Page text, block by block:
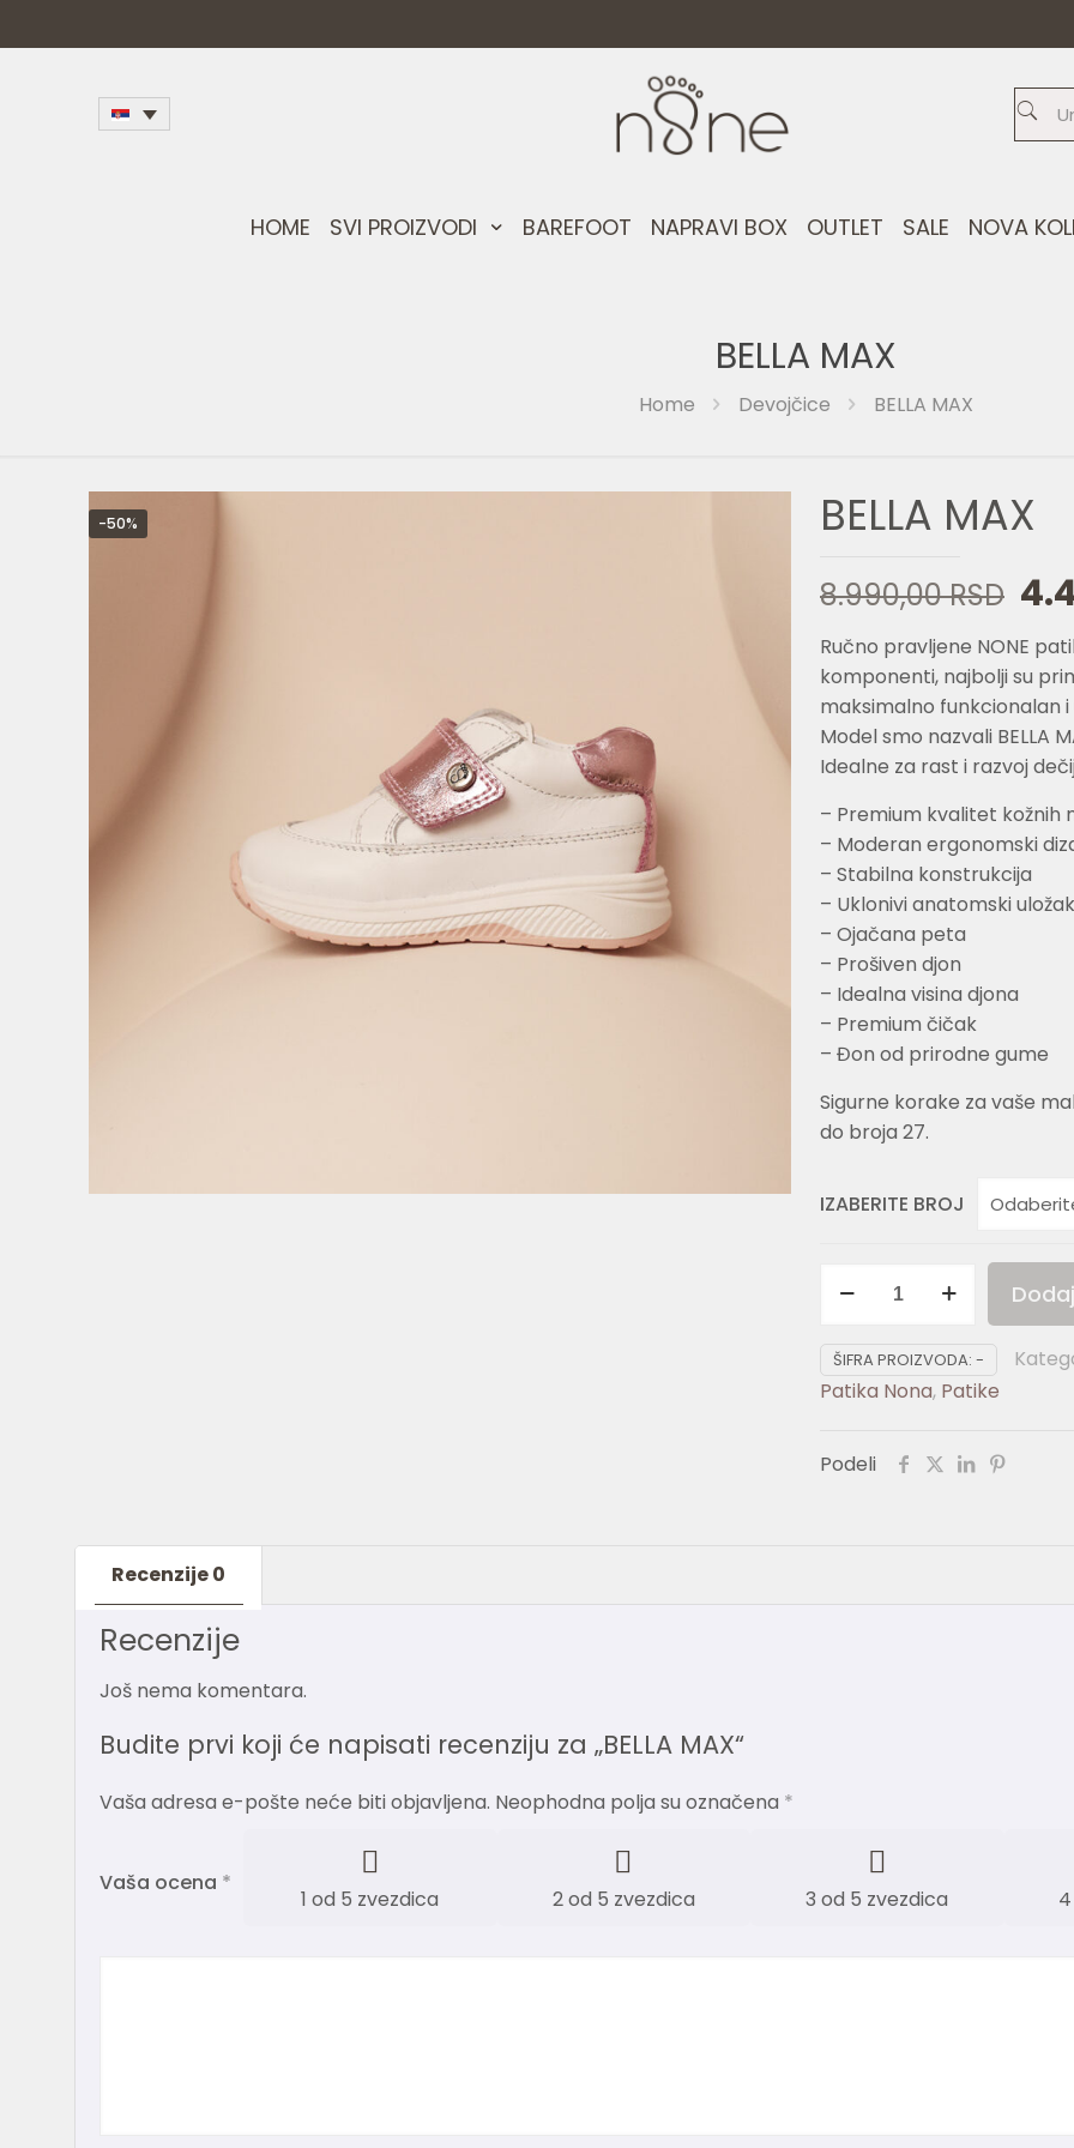
HOME SVI PROIZVODI BAREFOOT NAPRAVI BOX OUTLET SALE NOVA
BELLA MAX
Home Devojčice BELLA MAX
-50% BELLA MAX
8.990,00RSD
je
Ručno pravljene NONE
komponenti, najbolji su
maksimalno funkcionalan i
Model smo nazvali BELLA
Idealne za rast i razvoj
– Premium kvalitet kožnih
– Moderan ergonomski
– Stabilna konstrukcija
– Uklonivi anatomski uložak
– Ojačana peta
– Prošiven djon
– Idealna visina djona
– Premium čičak
– Đon od prirodne gume
Sigurne korake za vaše
do broja 27.
IZABERITE BROJ
ŠIFRA PROIZVODA: -
Patika Nona, Patike
Podeli
Recenzije0
Recenzije
Još nema komentara.
Budite prvi koji će napisati recenziju za „BELLA MAX“
Vaša adresa e-pošte neće biti objavljena. Neophodna polja su označena *
Vaša ocena *
1 od 5 zvezdica 2 od 5 zvezdica 3 od 5 zvezdica